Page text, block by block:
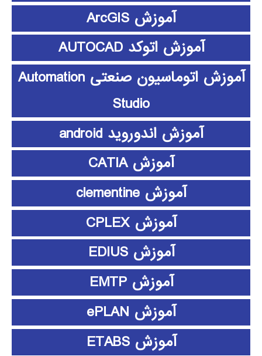
آموزش ArcGIS
آموزش اتوکد AUTOCAD
آموزش اتوماسیون صنعتی Automation
Studio
آموزش اندوروید android
آموزش CATIA
آموزش clementine
آموزش CPLEX
آموزش EDIUS
آموزش EMTP
آموزش ePLAN
آموزش ETABS